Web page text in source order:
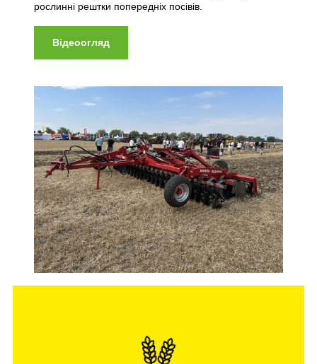
рослинні рештки попередніх посівів.
Відеоогляд